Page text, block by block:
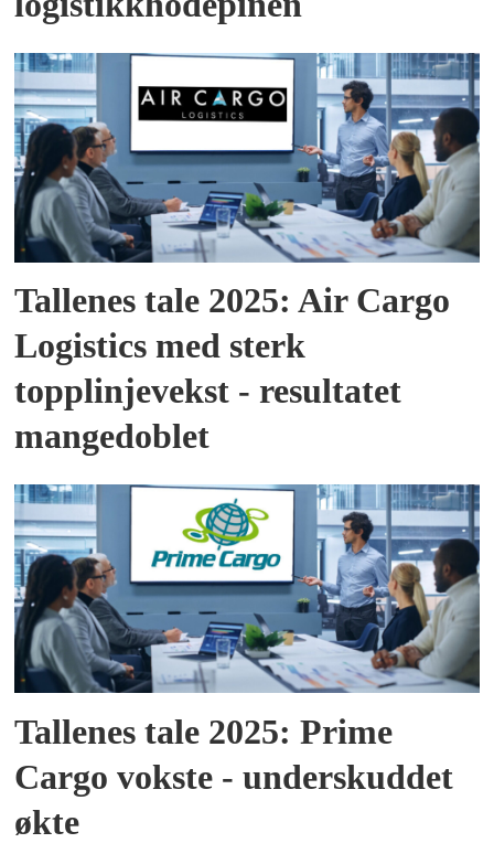
Tallenes tale 2025: Air Cargo
Logistics med sterk
topplinjevekst - resultatet
mangedoblet
Tallenes tale 2025: Prime
Cargo vokste - underskuddet
økte